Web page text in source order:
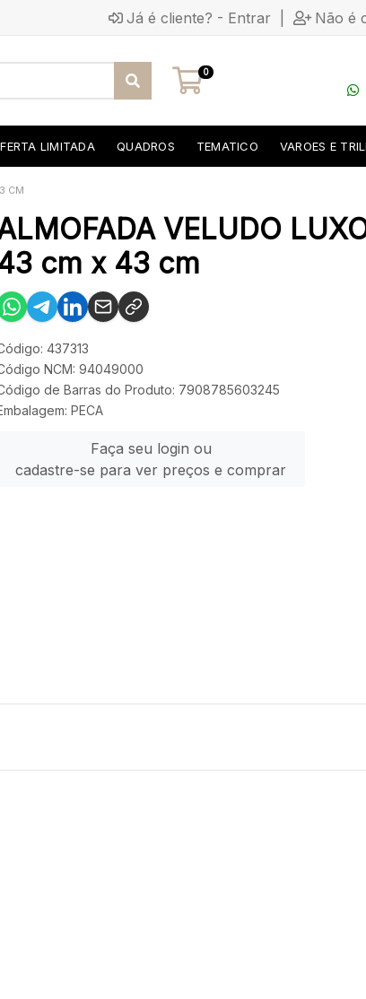
Já é cliente? - Entrar Não é
0
LIMITADA QUADROS TEMATICO VAROES E
CM
VELUDO
cm x 43 cm
437313
NCM: 94049000
de Barras do Produto: 7908785603245
PECA
Faça seu login ou
cadastre-se para ver preços e comprar